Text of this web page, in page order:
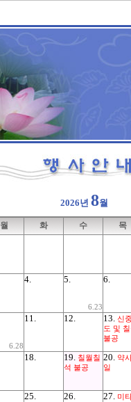
2026년 8월
월 화 수 목
4. 5.
6.23
6.
6.28
11. 12. 13. 신
도 및
불공
18. 19. 칠월칠
석 불공
20. 약
일
25. 26. 27. 미